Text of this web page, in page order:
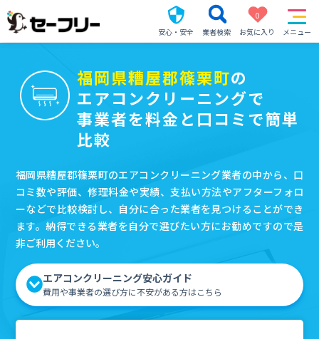
安心・安全 業者検索
0
お気に入り
メニュー
福岡県糟屋郡篠栗町の
エアコンクリーニングで
事業者を料金と口コミで簡単
比較
福岡県糟屋郡篠栗町のエアコンクリーニング業者の中から、口
コミ数や評価、修理料金や実績、支払い方法やアフターフォロ
ーなどで比較検討し、自分に合った業者を見つけることができ
ます。納得できる業者を自分で選びたい方にお勧めですので是
非ご利用ください。
エアコンクリーニング安心ガイド
費用や事業者の選び方に不安がある方はこちら